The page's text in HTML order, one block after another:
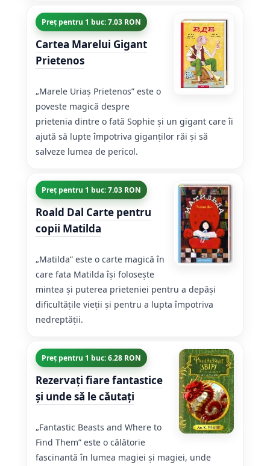
Preț pentru 1 buc: 7.03 RON
Cartea Marelui Gigant
Prietenos
„Marele Uriaș Prietenos” este o
poveste magică despre
prietenia dintre o fată Sophie și un gigant care îi
ajută să lupte împotriva giganților răi și să
salveze lumea de pericol.
Preț pentru 1 buc: 7.03 RON
Roald Dal Carte pentru
copii Matilda
„Matilda” este o carte magică în
care fata Matilda își folosește
mintea și puterea prieteniei pentru a depăși
dificultățile vieții și pentru a lupta împotriva
nedreptății.
Preț pentru 1 buc: 6.28 RON
Rezervați fiare fantastice
și unde să le căutați
„Fantastic Beasts and Where to
Find Them” este o călătorie
fascinantă în lumea magiei și magiei, unde